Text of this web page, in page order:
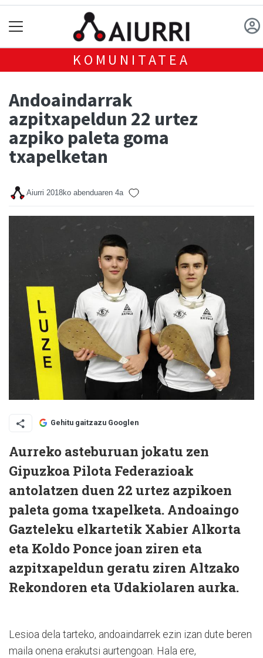
KOMUNITATEA
Andoaindarrak
azpitxapeldun 22 urtez
azpiko paleta goma
txapelketan
Aiurri 2018ko abenduaren 4a
Gehitu gaitzazu Googlen
Aurreko asteburuan jokatu zen
Gipuzkoa Pilota Federazioak
antolatzen duen 22 urtez azpikoen
paleta goma txapelketa. Andoaingo
Gazteleku elkartetik Xabier Alkorta
eta Koldo Ponce joan ziren eta
azpitxapeldun geratu ziren Altzako
Rekondoren eta Udakiolaren aurka.
Lesioa dela tarteko, andoaindarrek ezin izan dute beren
maila onena erakutsi aurtengoan. Hala ere,